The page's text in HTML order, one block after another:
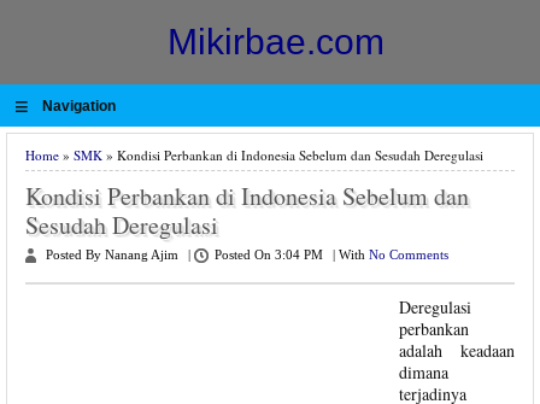
Mikirbae.com
≡ Navigation
Home » SMK » Kondisi Perbankan di Indonesia Sebelum dan Sesudah Deregulasi
Kondisi Perbankan di Indonesia Sebelum dan
Sesudah Deregulasi
Posted By Nanang Ajim Posted On 3:04 PM With No Comments
Deregulasi
perbankan
adalah keadaan
dimana
terjadinya